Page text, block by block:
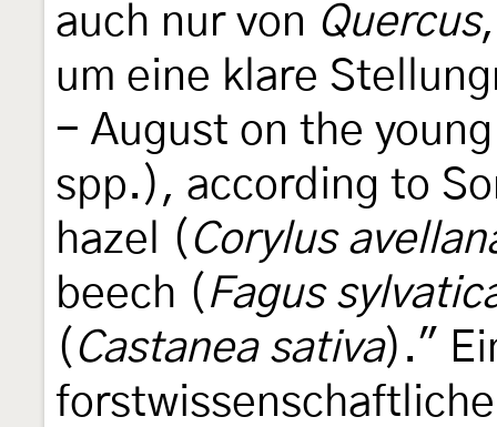
auch nur von Quercus
um eine klare
- August on the
spp.), according to
hazel ( Corylus
beech ( Fagus
( Castanea sativa)."